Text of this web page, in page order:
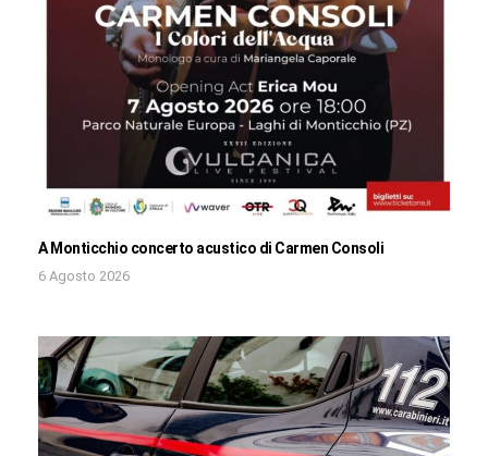
A Monticchio concerto acustico di Carmen Consoli
6 Agosto 2026